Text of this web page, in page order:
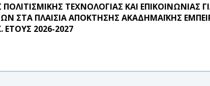
ΤΕΧΝΟΛΟΓΙΑΣ ΚΑΙ ΕΠΙΚΟΙΝΩΝΙΑΣ
ΣΤΑ ΠΛΑΙΣΙΑ ΑΠΟΚΤΗΣΗΣ ΑΚΑΔΗΜΑΪΚΗΣ
2026-2027